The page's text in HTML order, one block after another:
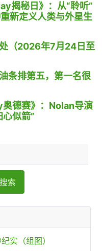
揭秘日》：从“聆听”
新定义人类与外星生
处（2026年7月24日至
条排第五，第一名很
德赛》：Nolan导演
似箭”
搜索
实（组图）